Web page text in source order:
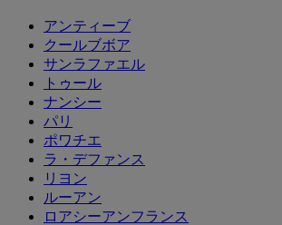
アンティーブ
クールブボア
サンラファエル
トゥール
ナンシー
パリ
ポワチエ
ラ・デファンス
リヨン
ルーアン
ロアシーアンフランス